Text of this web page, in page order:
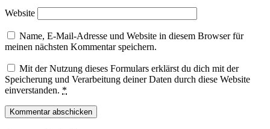
Website
Name, E-Mail-Adresse und Website in diesem Browser für
meinen nächsten Kommentar speichern.
Mit der Nutzung dieses Formulars erklärst du dich mit der
Speicherung und Verarbeitung deiner Daten durch diese Website
einverstanden. *